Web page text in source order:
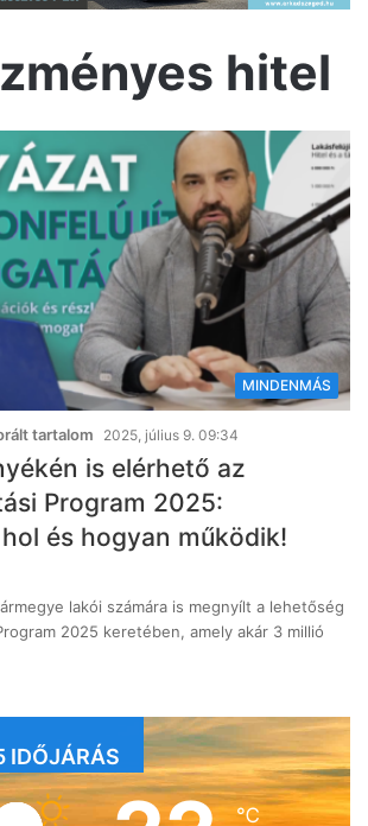
hitel
MINDENMÁS
tartalom 2025, július 9. 09:34
is elérhető az
Program 2025:
és hogyan működik!
lakói számára is megnyílt a lehetőség
2025 keretében, amely akár 3 millió
IDŐJÁRÁS
℃